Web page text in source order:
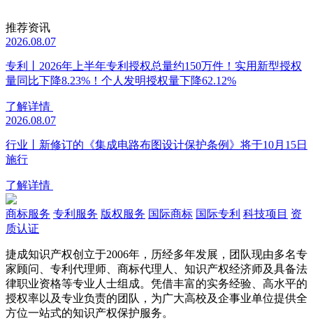
推荐资讯
2026.08.07
专利丨2026年上半年专利授权总量约150万件！实用新型授权
量同比下降8.23%！个人发明授权量下降62.12%
了解详情
2026.08.07
行业丨新修订的《集成电路布图设计保护条例》将于10月15日
施行
了解详情
商标服务 专利服务 版权服务 国际商标 国际专利 科技项目 资
质认证
捷成知识产权创立于2006年，历经多年发展，团队现由多名专
家顾问、专利代理师、商标代理人、知识产权经济师及具备法
律职业资格等专业人士组成。凭借丰富的实务经验、高水平的
授权率以及专业负责的团队，为广大高校及企事业单位提供全
方位一站式的知识产权保护服务。